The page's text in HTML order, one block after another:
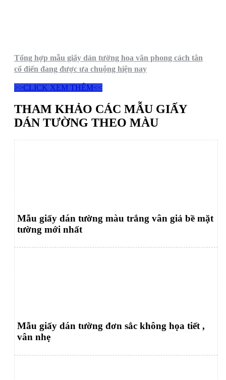
Tổng hợp mẫu giấy dán tường hoa văn phong cách tân
cổ điển đang được ưa chuộng hiện nay
>>CLICK XEM THÊM<<
THAM KHẢO CÁC MẪU GIẤY
DÁN TƯỜNG THEO MÀU
Mẫu giấy dán tường màu trắng vân giả bề mặt
tường mới nhất
Mẫu giấy dán tường đơn sắc không họa tiết ,
vân nhẹ